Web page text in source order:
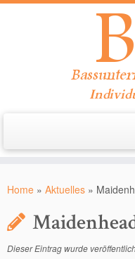
Inhalt
Home » Aktuelles »
Dieser Eintrag wurde